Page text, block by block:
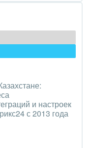
и настроек
с 2013 года